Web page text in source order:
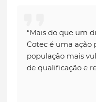
“Mais do que um
Cotec é uma ação
população mais
de qualificação e